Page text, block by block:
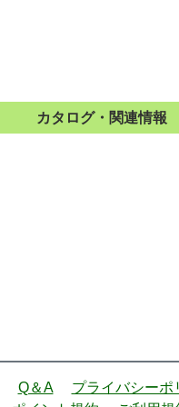
カタログ・関連情報
Q＆A
プライバシーポ